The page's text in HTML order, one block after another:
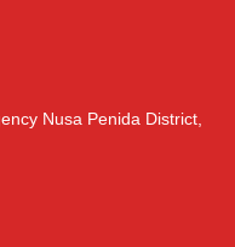
Nusa Penida District,